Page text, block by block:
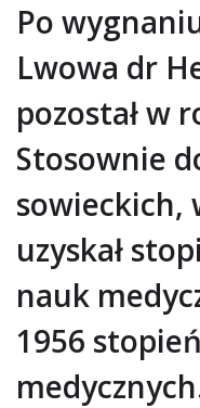
Po
Lwowa dr
pozostał w
Stosownie
sowieckich,
uzyskał
nauk
1956